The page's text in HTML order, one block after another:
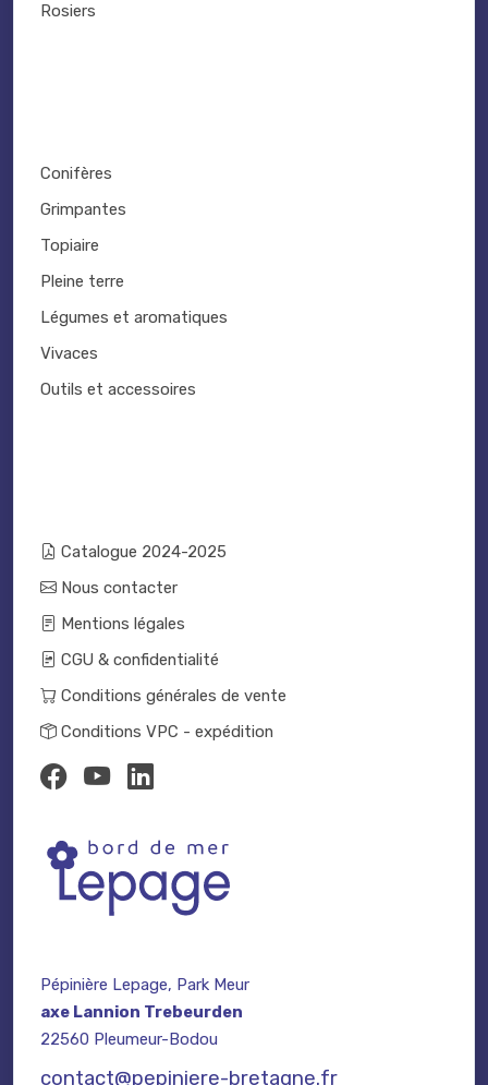
Rosiers
Conifères
Grimpantes
Topiaire
Pleine terre
Légumes et aromatiques
Vivaces
Outils et accessoires
Catalogue 2024-2025
Nous contacter
Mentions légales
CGU & confidentialité
Conditions générales de vente
Conditions VPC - expédition
Pépinière Lepage, Park Meur
axe Lannion Trebeurden
22560 Pleumeur-Bodou
contact@pepiniere-bretagne.fr